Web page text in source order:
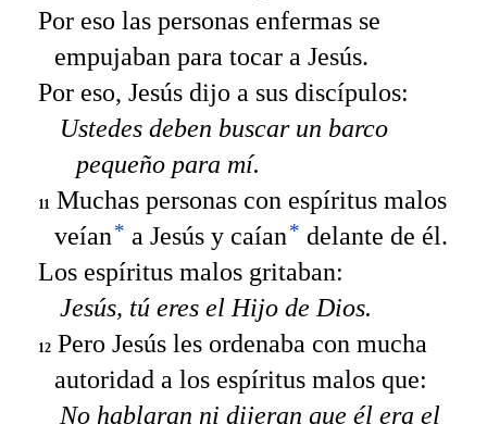
Por eso las personas enfermas se
empujaban para tocar a Jesús.
Por eso, Jesús dijo a sus discípulos:
Ustedes deben buscar un barco
pequeño para mí.
11 Muchas personas con espíritus malos
veían* a Jesús y caían* delante de él.
Los espíritus malos gritaban:
Jesús, tú eres el Hijo de Dios.
12 Pero Jesús les ordenaba con mucha
autoridad a los espíritus malos que:
No hablaran ni dijeran que él era el